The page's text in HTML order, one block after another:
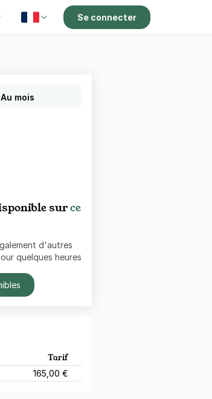
Se connecter
Au mois
surce
d'autres
quelques heures
Tarif
165,00 €